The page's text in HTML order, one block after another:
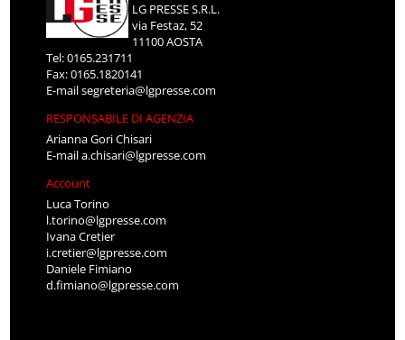
LG PRESSE S.R.L.
via Festaz, 52
11100 AOSTA
Tel: 0165.231711
Fax: 0165.1820141
E-mailsegreteria@lgpresse.com
RESPONSABILE DI AGENZIA
Arianna Gori Chisari
E-maila.chisari@lgpresse.com
Account
Luca Torino
l.torino@lgpresse.com
Ivana Cretier
i.cretier@lgpresse.com
Daniele Fimiano
d.fimiano@lgpresse.com